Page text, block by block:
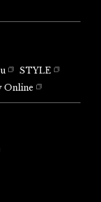
STYLE
Online